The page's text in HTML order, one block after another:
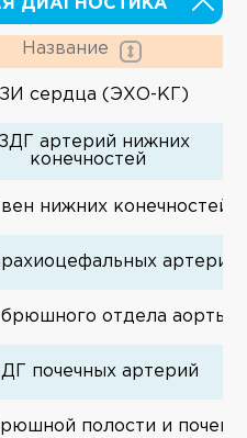
ДИАГНОСТИКА
Название
сердца (ЭХО-КГ)
артерий нижних
конечностей
нижних конечностей
артерий
отдела аорты
почечных артерий
полости и почек